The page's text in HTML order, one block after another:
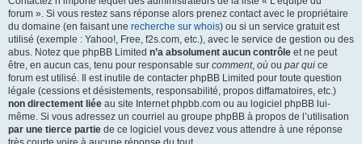
forum ». Si vous restez sans réponse alors prenez contact avec le propriétaire
du domaine (en faisant une recherche sur whois) ou si un service gratuit est
utilisé (exemple : Yahoo!, Free, f2s.com, etc.), avec le service de gestion ou des
abus. Notez que phpBB Limited n’a absolument aucun contrôle et ne peut
être, en aucun cas, tenu pour responsable sur comment, où ou par qui ce
forum est utilisé. Il est inutile de contacter phpBB Limited pour toute question
légale (cessions et désistements, responsabilité, propos diffamatoires, etc.)
non directement liée au site Internet phpbb.com ou au logiciel phpBB lui-
même. Si vous adressez un courriel au groupe phpBB à propos de l’utilisation
par une tierce partie de ce logiciel vous devez vous attendre à une réponse